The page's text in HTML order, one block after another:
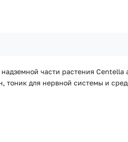
части растения
для нервной системы и